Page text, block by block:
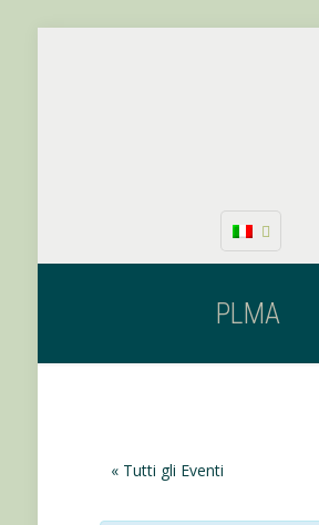
PLMA
« Tutti gli Eventi